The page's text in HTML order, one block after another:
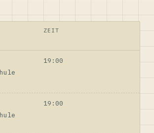
ZEIT
19:00
19:00